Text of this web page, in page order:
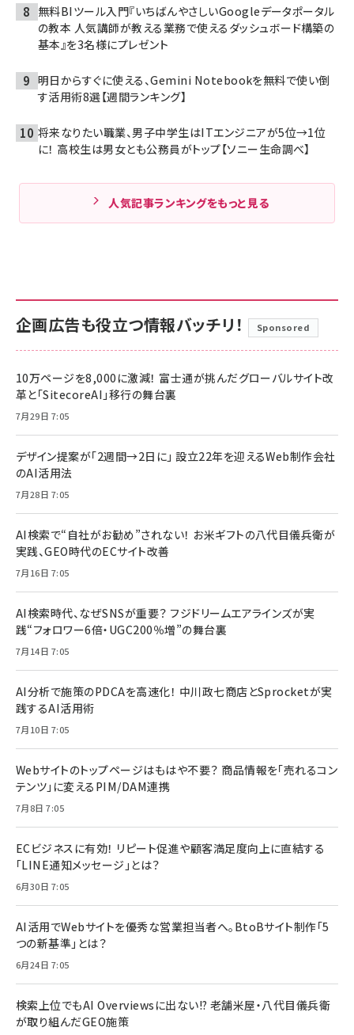
無料BIツール入門『いちばんやさしいGoogleデータポータル
の教本 人気講師が教える業務で使えるダッシュボード構築の
基本』を3名様にプレゼント
明日からすぐに使える、Gemini Notebookを無料で使い倒
す活用術8選【週間ランキング】
将来なりたい職業、男子中学生はITエンジニアが5位→1位
に！ 高校生は男女とも公務員がトップ【ソニー生命調べ】
人気記事ランキングをもっと見る
企画広告も役立つ情報バッチリ！ Sponsored
10万ページを8,000に激減！ 富士通が挑んだグローバルサイト改
革と「SitecoreAI」移行の舞台裏
7月29日 7:05
デザイン提案が「2週間→2日に」 設立22年を迎えるWeb制作会社
のAI活用法
7月28日 7:05
AI検索で“自社がお勧め”されない！ お米ギフトの八代目儀兵衛が
実践、GEO時代のECサイト改善
7月16日 7:05
AI検索時代、なぜSNSが重要？ フジドリームエアラインズが実
践“フォロワー6倍・UGC200％増”の舞台裏
7月14日 7:05
AI分析で施策のPDCAを高速化！ 中川政七商店とSprocketが実
践するAI活用術
7月10日 7:05
Webサイトのトップページはもはや不要？ 商品情報を「売れるコン
テンツ」に変えるPIM/DAM連携
7月8日 7:05
ECビジネスに有効！ リピート促進や顧客満足度向上に直結する
「LINE通知メッセージ」とは？
6月30日 7:05
AI活用でWebサイトを優秀な営業担当者へ。BtoBサイト制作「5
つの新基準」とは？
6月24日 7:05
検索上位でもAI Overviewsに出ない!? 老舗米屋・八代目儀兵衛
が取り組んだGEO施策